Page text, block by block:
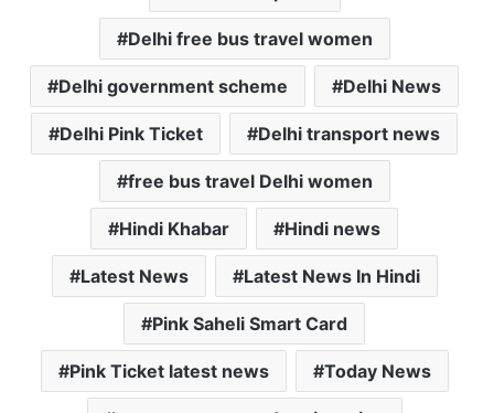
Delhi free bus travel women
Delhi government scheme Delhi News
Delhi Pink Ticket Delhi transport news
free bus travel Delhi women
Hindi Khabar Hindi news
Latest News Latest News In Hindi
Pink Saheli Smart Card
Pink Ticket latest news Today News